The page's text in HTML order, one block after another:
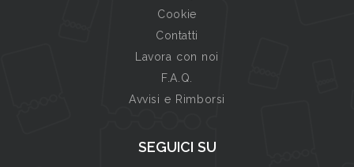
Cookie
Contatti
Lavora con noi
F.A.Q.
Avvisi e Rimborsi
SEGUICI SU